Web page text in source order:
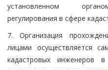
установленном
регулирования в сфере
7. Организация
лицами осуществляется
кадастровых инженеров